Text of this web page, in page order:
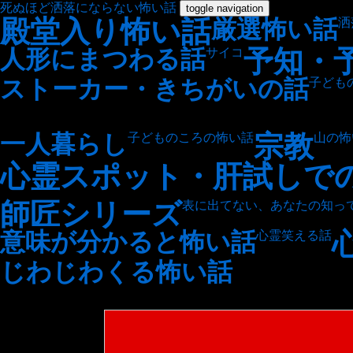
死ぬほど洒落にならない怖い話 toggle navigation
殿堂入り怖い話厳選怖い話洒
人形にまつわる話サイコ予知・
ストーカー・きちがいの話子ども
一人暮らし 子どものころの怖い話宗教山の
心霊スポット・肝試しで
師匠シリーズ表に出てない、あなたの知っ
意味が分かると怖い話心霊笑える話
じわじわくる怖い話